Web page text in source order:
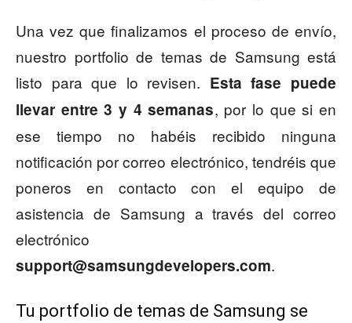
Una vez que finalizamos el proceso de envío,
nuestro portfolio de temas de Samsung está
listo para que lo revisen. Esta fase puede
llevar entre 3 y 4 semanas, por lo que si en
ese tiempo no habéis recibido ninguna
notificación por correo electrónico, tendréis que
poneros en contacto con el equipo de
asistencia de Samsung a través del correo
electrónico
support@samsungdevelopers.com.
Tu portfolio de temas de Samsung se